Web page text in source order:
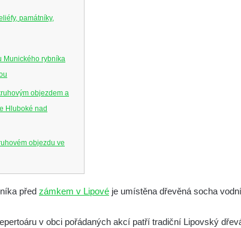
památníky,
Munického rybníka
objezdem a
Hluboké nad
objezdu ve
Hluboká
před zámkem v Lipové je umístěna dřevěná socha
v obci pořádaných akcí patří tradiční Lipovský